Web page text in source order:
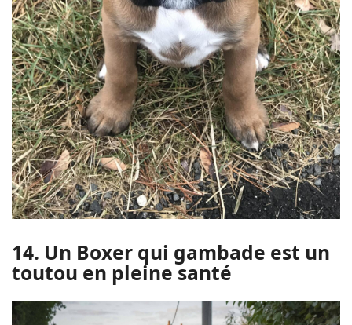
14. Un Boxer qui gambade est un
toutou en pleine santé